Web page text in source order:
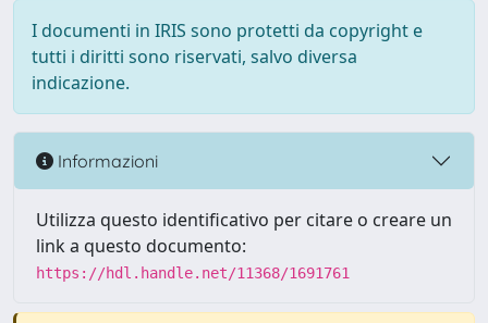
I documenti in IRIS sono protetti da copyright e
tutti i diritti sono riservati, salvo diversa
indicazione.
Informazioni
Utilizza questo identificativo per citare o creare un
link a questo documento:
https://hdl.handle.net/11368/1691761